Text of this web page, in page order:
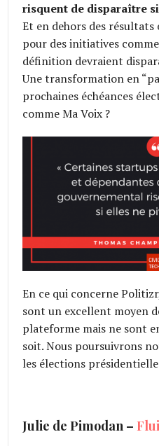
risquent de disparaître
Et en dehors des
pour des initiatives
définition devraient
Une transformation en
prochaines échéances
comme Ma Voix ?
En ce qui concerne
sont un excellent moyen
plateforme mais ne sont
soit. Nous poursuivrons
les élections
Julie de Pimodan –